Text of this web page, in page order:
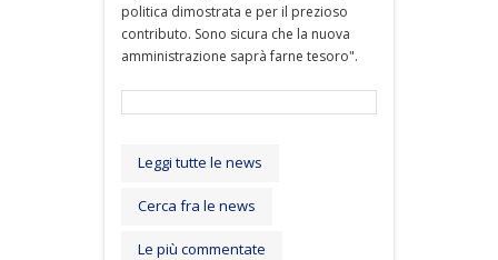
politica dimostrata e per il prezioso
contributo. Sono sicura che la nuova
amministrazione saprà farne tesoro".
Leggi tutte le news
Cerca fra le news
Le più commentate